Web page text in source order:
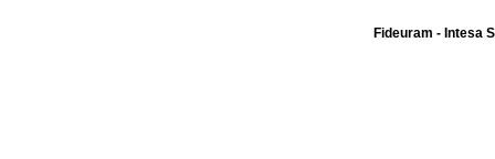
Fideuram - Intesa